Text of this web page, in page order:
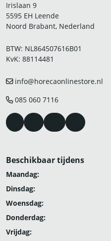
Irislaan 9
5595 EH Leende
Noord Brabant, Nederland
BTW: NL864507616B01
KvK: 88114481
info@horecaonlinestore.nl
085 060 7116
Beschikbaar tijdens
Maandag:
Dinsdag:
Woensdag:
Donderdag:
Vrijdag: